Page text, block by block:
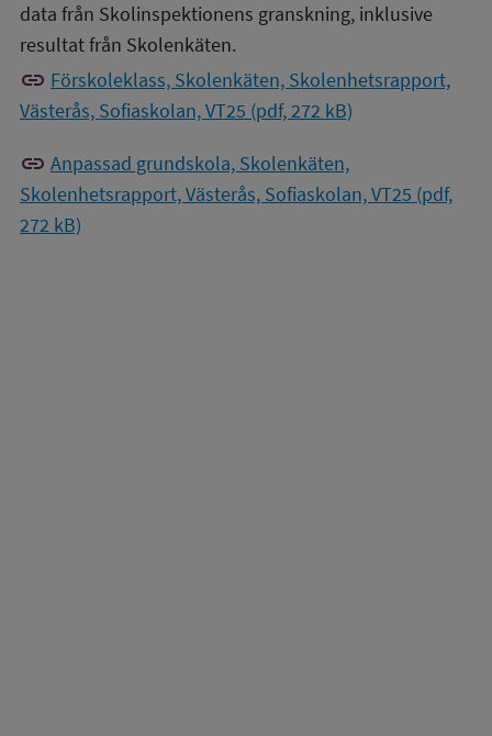
data från Skolinspektionens granskning, inklusive
resultat från Skolenkäten.
link Förskoleklass, Skolenkäten, Skolenhetsrapport,
Västerås, Sofiaskolan, VT25 (pdf, 272 kB)
link Anpassad grundskola, Skolenkäten,
Skolenhetsrapport, Västerås, Sofiaskolan, VT25 (pdf,
272 kB)